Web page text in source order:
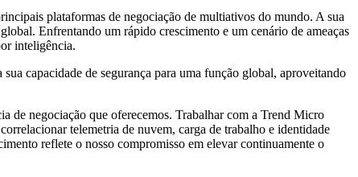
plataformas de negociação de multiativos do mundo. A sua
Enfrentando um rápido crescimento e um cenário de ameaças
inteligência.
capacidade de segurança para uma função global, aproveitando
de negociação que oferecemos. Trabalhar com a Trend Micro
telemetria de nuvem, carga de trabalho e identidade
reflete o nosso compromisso em elevar continuamente o